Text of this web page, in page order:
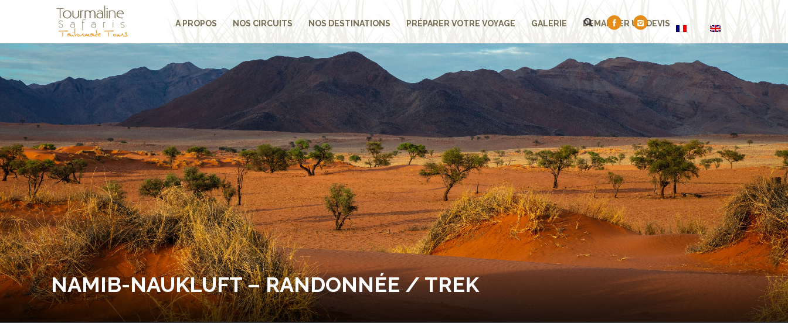
A PROPOS NOS CIRCUITS NOS DESTINATIONS PRÉPARER VOTRE VOYAGE GALERIE DEMANDER UN DEVIS
NAMIB-NAUKLUFT – RANDONNÉE / TREK